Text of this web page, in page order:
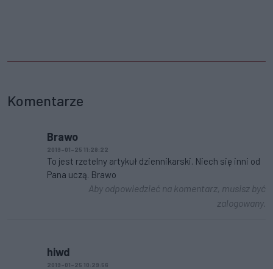
Komentarze
Brawo
2019-01-25 11:28:22
To jest rzetelny artykuł dziennikarski. Niech się inni od
Pana uczą. Brawo
Aby odpowiedzieć na komentarz, musisz być
zalogowany.
hiwd
2019-01-25 10:29:56